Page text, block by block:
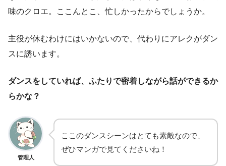
味のクロエ。ここんとこ、忙しかったからでしょうか。
主役が休むわけにはいかないので、代わりにアレクがダン
スに誘います。
ダンスをしていれば、ふたりで密着しながら話ができるか
らかな？
管理人
ここのダンスシーンはとても素敵なので、
ぜひマンガで見てくださいね！